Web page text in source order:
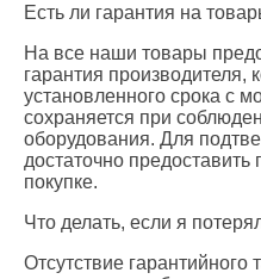
Есть ли гарантия на
На все наши товары
гарантия производителя,
установленного срока с
сохраняется при
оборудования. Для
достаточно
покупке.
Что делать, если я
Отсутствие